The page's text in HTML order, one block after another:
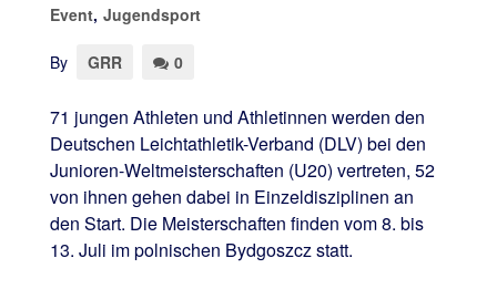
Event, Jugendsport
By GRR 0
71 jungen Athleten und Athletinnen werden den
Deutschen Leichtathletik-Verband (DLV) bei den
Junioren-Weltmeisterschaften (U20) vertreten, 52
von ihnen gehen dabei in Einzeldisziplinen an
den Start. Die Meisterschaften finden vom 8. bis
13. Juli im polnischen Bydgoszcz statt.